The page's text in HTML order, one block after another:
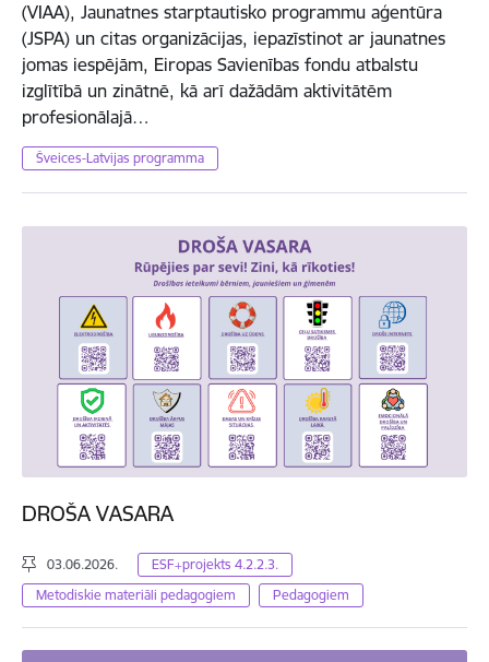
(VIAA), Jaunatnes starptautisko programmu aģentūra
(JSPA) un citas organizācijas, iepazīstinot ar jaunatnes
jomas iespējām, Eiropas Savienības fondu atbalstu
izglītībā un zinātnē, kā arī dažādām aktivitātēm
profesionālajā…
Šveices-Latvijas programma
DROŠA VASARA
03.06.2026.
ESF+projekts 4.2.2.3.
Metodiskie materiāli pedagogiem
Pedagogiem